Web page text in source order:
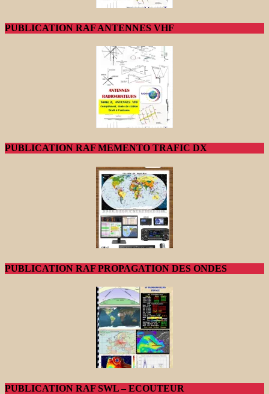
PUBLICATION RAF ANTENNES VHF
PUBLICATION RAF MEMENTO TRAFIC DX
PUBLICATION RAF PROPAGATION DES ONDES
PUBLICATION RAF SWL – ECOUTEUR